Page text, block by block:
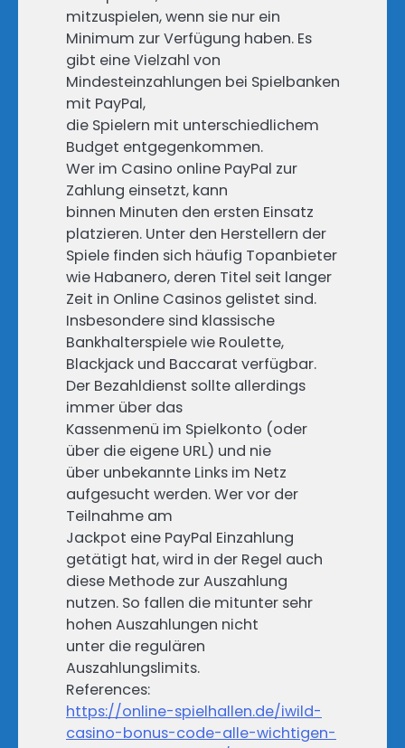
mitzuspielen, wenn sie nur ein
Minimum zur Verfügung haben. Es
gibt eine Vielzahl von
Mindesteinzahlungen bei Spielbanken
mit PayPal,
die Spielern mit unterschiedlichem
Budget entgegenkommen.
Wer im Casino online PayPal zur
Zahlung einsetzt, kann
binnen Minuten den ersten Einsatz
platzieren. Unter den Herstellern der
Spiele finden sich häufig Topanbieter
wie Habanero, deren Titel seit langer
Zeit in Online Casinos gelistet sind.
Insbesondere sind klassische
Bankhalterspiele wie Roulette,
Blackjack und Baccarat verfügbar.
Der Bezahldienst sollte allerdings
immer über das
Kassenmenü im Spielkonto (oder
über die eigene URL) und nie
über unbekannte Links im Netz
aufgesucht werden. Wer vor der
Teilnahme am
Jackpot eine PayPal Einzahlung
getätigt hat, wird in der Regel auch
diese Methode zur Auszahlung
nutzen. So fallen die mitunter sehr
hohen Auszahlungen nicht
unter die regulären
Auszahlungslimits.
References:
https://online-spielhallen.de/iwild-
casino-bonus-code-alle-wichtigen-